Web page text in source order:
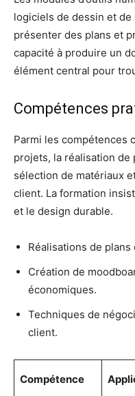
logiciels de dessin et
présenter des plans et
capacité à produire un
élément central pour
Compétences
Parmi les compétences
projets, la réalisation de
sélection de matériaux
client. La formation
et le design durable.
Réalisations de
Création de
économiques.
Techniques de
client.
Compétence